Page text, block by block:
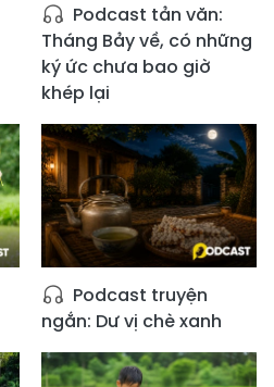
Podcast tản văn:
Tháng Bảy về, có những
ký ức chưa bao giờ
khép lại
Podcast truyện
ngắn: Dư vị chè xanh